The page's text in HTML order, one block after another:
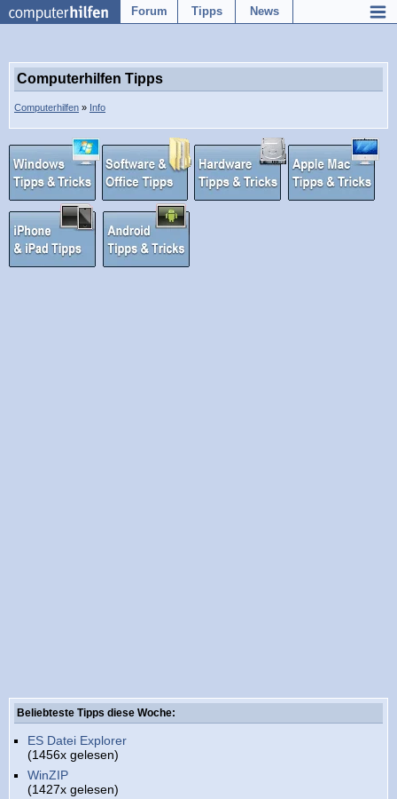
Forum Tipps News
Computerhilfen Tipps
Computerhilfen » Info
Beliebteste Tipps diese Woche:
ES Datei Explorer
(1456x gelesen)
WinZIP
(1427x gelesen)